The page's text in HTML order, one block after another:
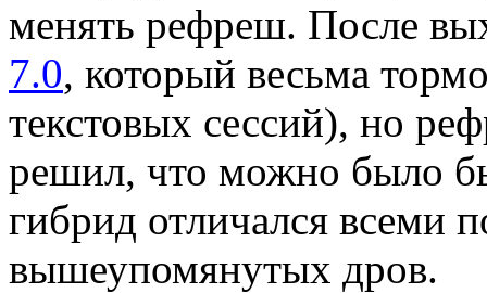
менять рефреш. После
7.0, который весьма
текстовых сессий), но
решил, что можно было
гибрид отличался всеми
вышеупомянутых дров.